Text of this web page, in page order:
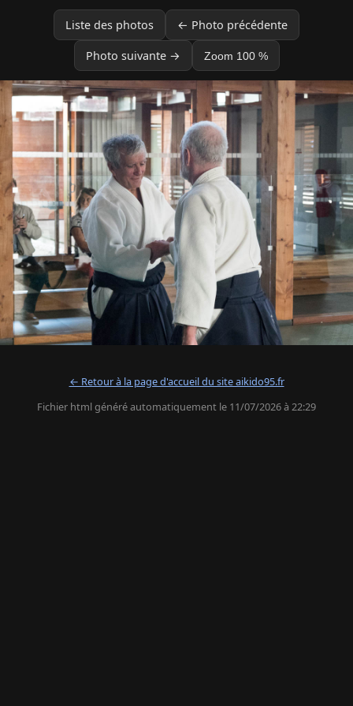
Liste des photos ← Photo précédente
Photo suivante → Zoom 100 %
← Retour à la page d'accueil du site aikido95.fr
Fichier html généré automatiquement le 11/07/2026 à 22:29